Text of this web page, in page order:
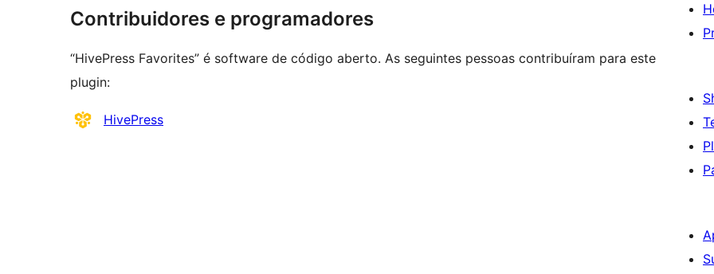
Contribuidores e programadores
“HivePress Favorites” é software de código aberto. As seguintes pessoas contribuíram para este
plugin:
Contribuidores
HivePress